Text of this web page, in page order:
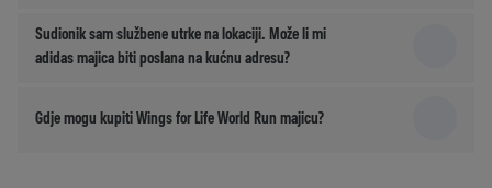
Sudionik sam službene utrke na lokaciji. Može li mi
adidas majica biti poslana na kućnu adresu?
Gdje mogu kupiti Wings for Life World Run majicu?